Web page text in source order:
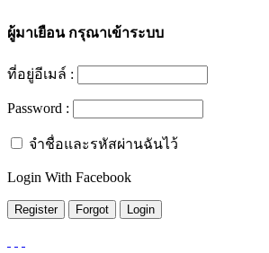
ผู้มาเยือนกรุณาเข้าระบบ
ที่อยู่อีเมล์ :
Password :
จำชื่อและรหัสผ่านฉันไว้
Login With Facebook